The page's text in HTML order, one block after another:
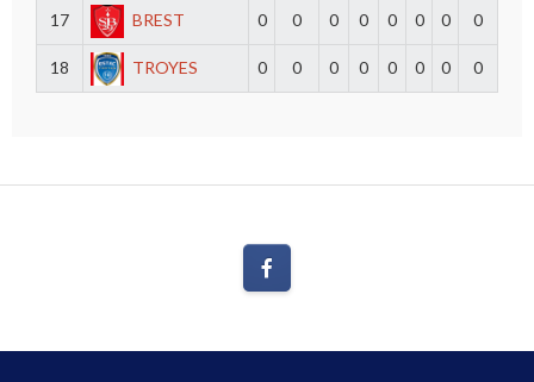
17 BREST 0 0 0 0 0 0 0 0
18 TROYES 0 0 0 0 0 0 0 0